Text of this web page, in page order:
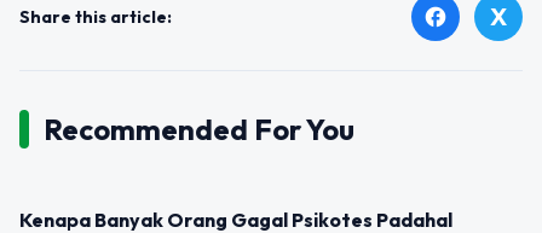
Share this article: facebook X
Recommended For You
Kenapa Banyak Orang Gagal Psikotes Padahal